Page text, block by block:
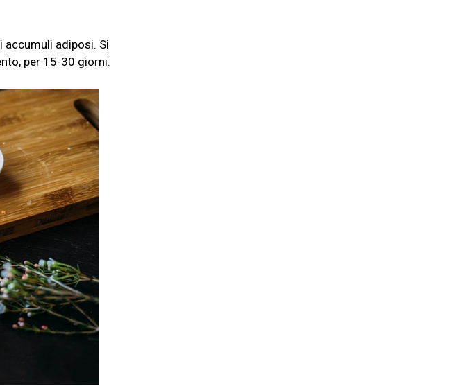
adiposi. Si
per 15-30 giorni.